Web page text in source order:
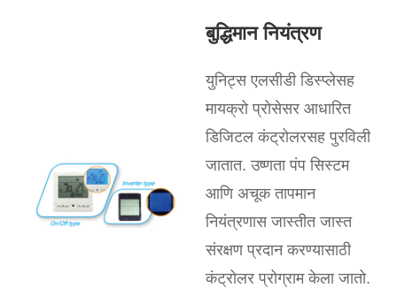
बुद्धिमान नियंत्रण
युनिट्स एलसीडी डिस्प्लेसह
मायक्रो प्रोसेसर आधारित
डिजिटल कंट्रोलरसह पुरविली
जातात. उष्णता पंप सिस्टम
आणि अचूक तापमान
नियंत्रणास जास्तीत जास्त
संरक्षण प्रदान करण्यासाठी
कंट्रोलर प्रोग्राम केला जातो.